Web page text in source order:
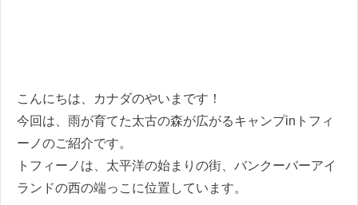
こんにちは、カナダのやいまです！
今回は、雨が育てた太古の森が広がるキャンプinトフィ
ーノのご紹介です。
トフィーノは、太平洋の始まりの街、バンクーバーアイ
ランドの西の端っこに位置しています。